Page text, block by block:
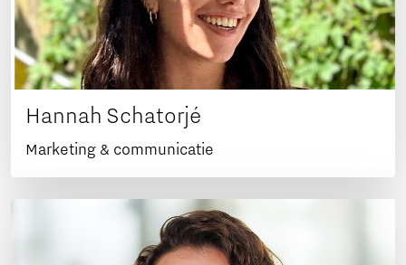
Hannah Schatorjé
Marketing & communicatie